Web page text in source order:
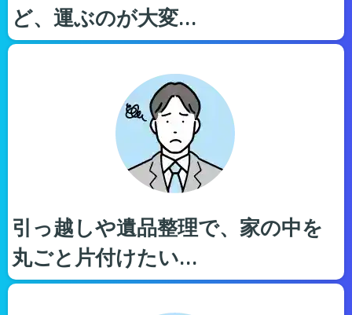
ど、運ぶのが大変…
引っ越しや遺品整理で、家の中を
丸ごと片付けたい…